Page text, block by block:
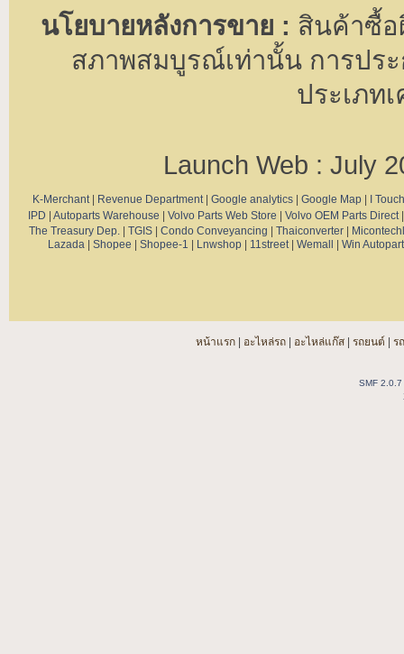
นโยบายหลังการขาย : สินค้าซื้อ
สภาพสมบูรณ์เท่านั้น การปร
ประเภท
Launch Web : July
K-Merchant | Revenue Department |Google analytics |Google Map | I
IPD |Autoparts Warehouse |Volvo Parts Web Store |Volvo OEM Parts Direct
The Treasury Dep. |TGIS |Condo Conveyancing |Thaiconverter |
Lazada | Shopee | Shopee-1 | Lnwshop| 11street| Wemall | Win Autopart
หน้าแรก | อะไหล่รถ | อะไหล่แก๊ส | รถยนต์ | ร
SMF 2.0.7